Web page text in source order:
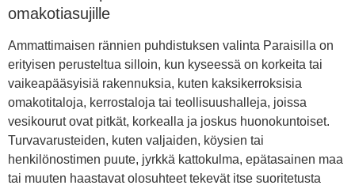
omakotiasujille
Ammattimaisen rännien puhdistuksen valinta Paraisilla on
erityisen perusteltua silloin, kun kyseessä on korkeita tai
vaikeapääsyisiä rakennuksia, kuten kaksikerroksisia
omakotitaloja, kerrostaloja tai teollisuushalleja, joissa
vesikourut ovat pitkät, korkealla ja joskus huonokuntoiset.
Turvavarusteiden, kuten valjaiden, köysien tai
henkilönostimen puute, jyrkkä kattokulma, epätasainen maa
tai muuten haastavat olosuhteet tekevät itse suoritetusta